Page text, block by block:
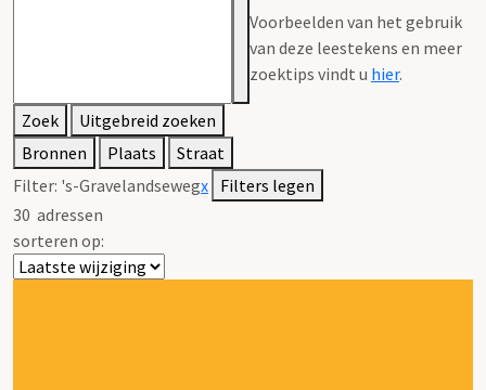
Voorbeelden van het gebruik
van deze leestekens en meer
zoektips vindt u hier.
Zoek
Uitgebreid zoeken
Bronnen
Plaats
Straat
Filter: 's-Gravelandsewegx Filters legen
30 adressen
sorteren op: